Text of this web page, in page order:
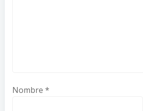
Nombre *